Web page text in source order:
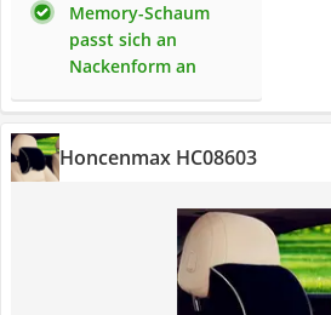
Memory-Schaum
passt sich an
Nackenform an
Honcenmax HC08603